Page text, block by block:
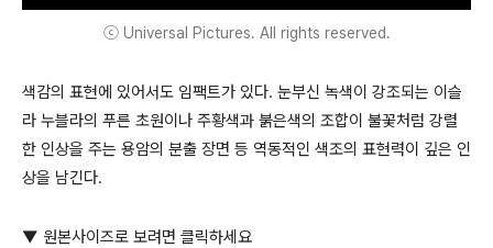
ⓒ Universal Pictures. All rights reserved.
색감의 표현에 있어서도 임팩트가 있다. 눈부신 녹색이 강조되는 이슬
라 누블라의 푸른 초원이나 주황색과 붉은색의 조합이 불꽃처럼 강렬
한 인상을 주는 용암의 분출 장면 등 역동적인 색조의 표현력이 깊은 인
상을 남긴다.
▼ 원본사이즈로 보려면 클릭하세요